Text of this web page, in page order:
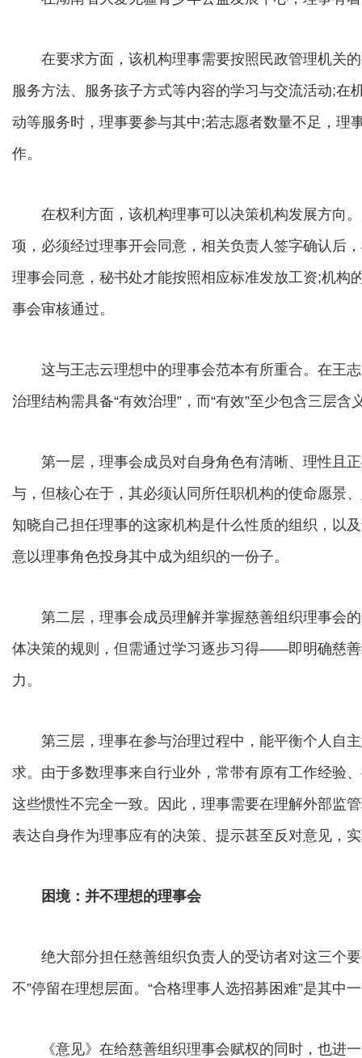
在要求方面，该机构理事需要按照民政管理机关的
服务方法、服务孩子方式等内容的学习与交流活动;在
动等服务时，理事要参与其中;若志愿者数量不足，理
作。
在权利方面，该机构理事可以决策机构发展方向。
项，必须经过理事开会同意，相关负责人签字确认后
理事会同意，秘书处才能按照相应标准发放工资;机构
事会审核通过。
这与王志云理想中的理事会范本有所重合。在王志
治理结构需具备“有效治理”，而“有效”至少包含三层含
第一层，理事会成员对自身角色有清晰、理性且正
与，但核心在于，其必须认同所任职机构的使命愿景
知晓自己担任理事的这家机构是什么性质的组织，以
意以理事角色投身其中成为组织的一份子。
第二层，理事会成员理解并掌握慈善组织理事会的
体决策的规则，但需通过学习逐步习得——即明确慈善
力。
第三层，理事在参与治理过程中，能平衡个人自主
求。由于多数理事来自行业外，常带有原有工作经验
这些惯性不完全一致。因此，理事需要在理解外部监
表达自身作为理事应有的决策、提示甚至反对意见，
困境：并不理想的理事会
绝大部分担任慈善组织负责人的受访者对这三个要
不”停留在理想层面。“合格理事人选招募困难”是其中
《意见》在给慈善组织理事会赋权的同时，也进一